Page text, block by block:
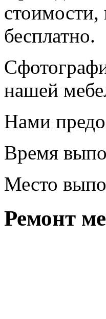
стоимости,
бесплатно.
нашей
Нами
Время
Место
Ремонт